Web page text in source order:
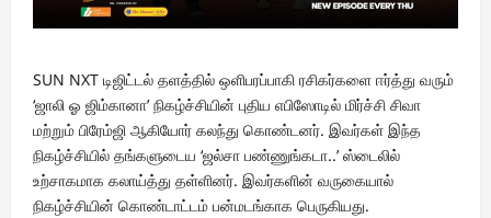
SUN NXT டிஜிட்டல் தளத்தில் ஒளிபரப்பாகி ரசிகர்களை ஈர்த்து வரும்
‘ஜாலி ஓ ஜிம்கானா’ நிகழ்ச்சியின் புதிய எபிஸோடில் மிர்ச்சி சிவா
மற்றும் பிரேம்ஜி ஆகியோர் கலந்து கொண்டனர்.‌ இவர்கள் இந்த
நிகழ்ச்சியில் தங்களுடைய ‘ஜல்சா பண்ணுங்கடா..’ ஸ்டைலில்
உற்சாகமாக கலாய்த்து தள்ளினர். இவர்களின் வருகையால்
நிகழ்ச்சியின் கொண்டாட்டம் பன்மடங்காக பெருகியது.‌